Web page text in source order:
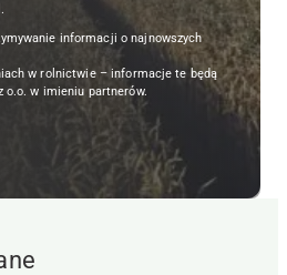
informacji o najnowszych
w rolnictwie – informacje te będą
o.o. w imieniu partnerów.